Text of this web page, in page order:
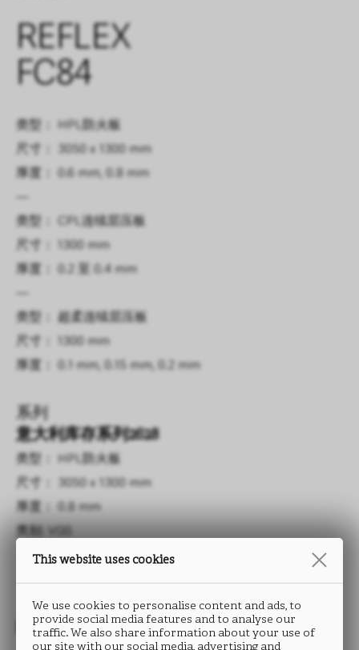
REFLEX
FC84
类型： HPL防火板
尺寸： 3050 x 1300 mm
厚度： 0.6 mm, 0.8 mm
—
类型： CPL连续层压板
尺寸： 1300 mm
厚度： 0.2 至 0.4 mm
—
类型： 超柔连续层压板
尺寸： 1300 mm
厚度： 0.1 mm, 0.15 mm, 0.2 mm
系列
意大利库存系列2628
类型： HPL防火板
尺寸： 3050 x 1300 mm
厚度： 0.8 mm
类别: VGS
封边条
This website uses cookies
We use cookies to personalise content and ads, to
provide social media features and to analyse our
traffic. We also share information about your use of
our site with our social media, advertising and